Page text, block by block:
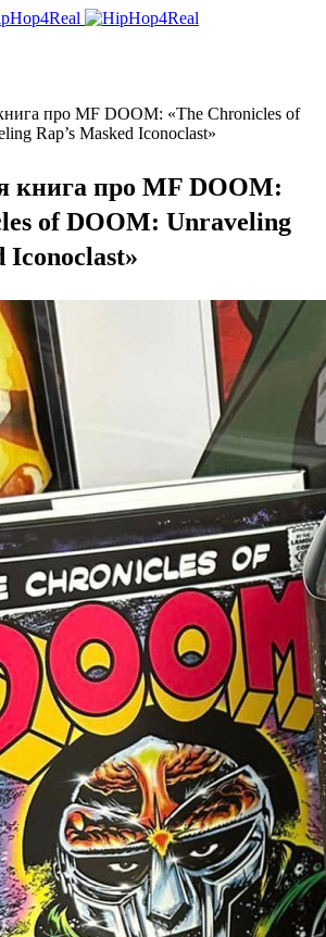
про MF DOOM: «The Chronicles of
Rap’s Masked Iconoclast»
книга про MF DOOM:
of DOOM: Unraveling
Iconoclast»